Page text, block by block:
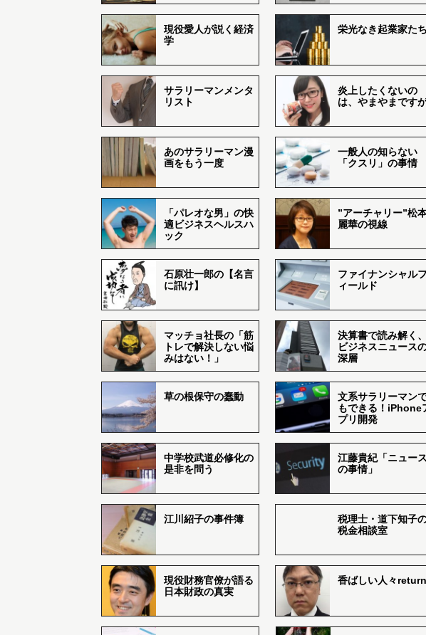
現役愛人が説く経済
学
栄光なき起業家たち
サラリーマンメンタ
リスト
炎上したくないの
は、やまやまです
あのサラリーマン漫
画をもう一度
一般人の知らない
「クスリ」の事情
「パレオな男」の快
適ビジネスヘルスハ
ック
”アーチャリー”松
麗華の視線
石原壮一郎の【名言
に訊け】
ファイナンシャルフ
ィールド
マッチョ社長の「筋
トレで解決しない悩
みはない！」
決算書で読み解く、
ビジネスニュース
深層
草の根保守の蠢動
文系サラリーマン
もできる！iPhone
プリ開発
中学校武道必修化の
是非を問う
江藤貴紀「ニュース
の事情」
江川紹子の事件簿
税理士・道下知子
税金相談室
現役財務官僚が語る
日本財政の真実
香ばしい人々